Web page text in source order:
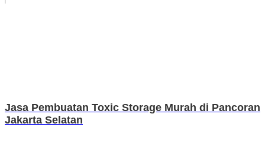
Jasa Pembuatan Toxic Storage Murah di Pancoran
Jakarta Selatan